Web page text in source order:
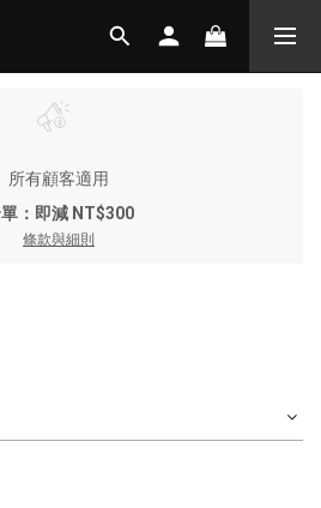
所有顧客適用
：即減 NT$300
條款與細則